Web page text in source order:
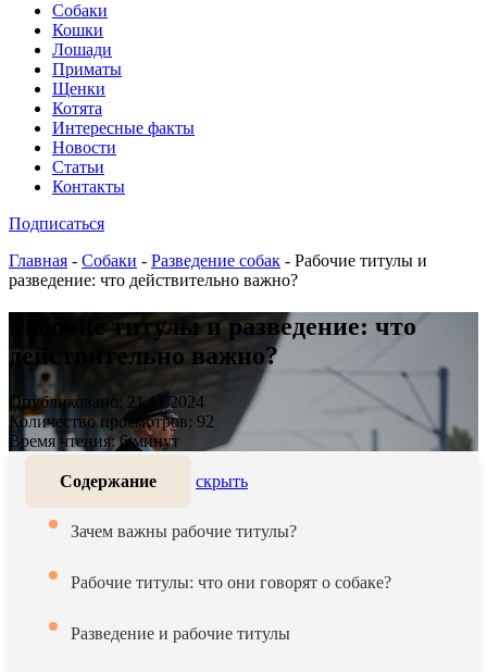
Собаки
Кошки
Лошади
Приматы
Щенки
Котята
Интересные факты
Новости
Статьи
Контакты
Подписаться
Главная - Собаки - Разведение собак - Рабочие титулы и
разведение: что действительно важно?
Рабочие титулы и разведение: что
действительно важно?
Опубликовано: 21.11.2024
Количество просмотров: 92
Время чтения: 6 минут
Содержание скрыть
Зачем важны рабочие титулы?
Рабочие титулы: что они говорят о собаке?
Разведение и рабочие титулы